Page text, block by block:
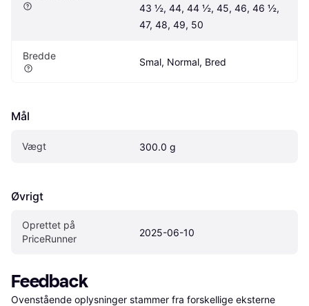
43 ½, 44, 44 ½, 45, 46, 46 ½,
47, 48, 49, 50
Bredde
Smal, Normal, Bred
Mål
Vægt 300.0 g
Øvrigt
Oprettet på
PriceRunner
2025-06-10
Feedback
Ovenstående oplysninger stammer fra forskellige eksterne